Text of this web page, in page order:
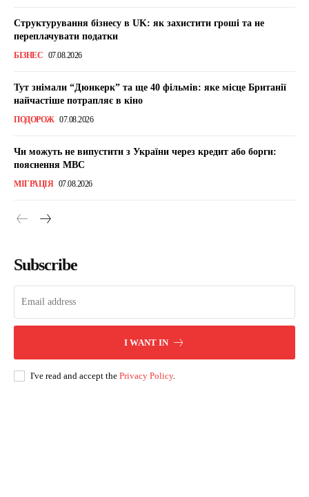
Структурування бізнесу в UK: як захистити гроші та не
переплачувати податки
БІЗНЕС 07.08.2026
Тут знімали “Дюнкерк” та ще 40 фільмів: яке місце Британії
найчастіше потрапляє в кіно
ПОДОРОЖ 07.08.2026
Чи можуть не випустити з України через кредит або борги:
пояснення МВС
МІГРАЦІЯ 07.08.2026
Subscribe
I WANT IN
I've read and accept the Privacy Policy.